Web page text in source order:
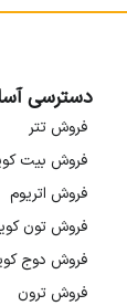
دسترسی
فروش تتر
فروش بیت
فروش اتریوم
فروش تون
فروش دوج
فروش ترون